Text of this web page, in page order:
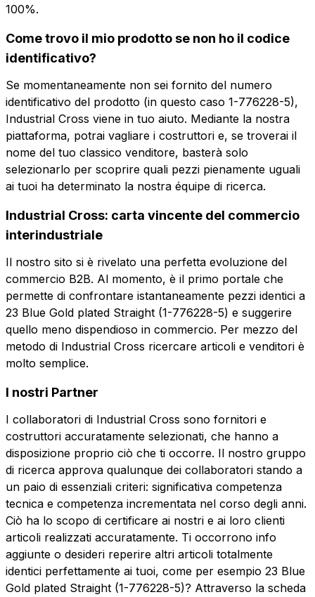
Email
Ruolo
Note
Consenso profilazione Consenso terze parti
Invia la richiesta
Note
Consenso
obbligatorio
Consenso
promozioni
Consenso
profilazione
Consenso terze
parti
100%.
Come trovo il mio prodotto se non ho il codice
identificativo?
Se momentaneamente non sei fornito del numero
identificativo del prodotto (in questo caso 1-776228-5),
Industrial Cross viene in tuo aiuto. Mediante la nostra
piattaforma, potrai vagliare i costruttori e, se troverai il
nome del tuo classico venditore, basterà solo
selezionarlo per scoprire quali pezzi pienamente uguali
ai tuoi ha determinato la nostra équipe di ricerca.
Industrial Cross: carta vincente del commercio
interindustriale
Il nostro sito si è rivelato una perfetta evoluzione del
commercio B2B. Al momento, è il primo portale che
permette di confrontare istantaneamente pezzi identici a
23 Blue Gold plated Straight (1-776228-5) e suggerire
quello meno dispendioso in commercio. Per mezzo del
metodo di Industrial Cross ricercare articoli e venditori è
molto semplice.
I nostri Partner
I collaboratori di Industrial Cross sono fornitori e
costruttori accuratamente selezionati, che hanno a
disposizione proprio ciò che ti occorre. Il nostro gruppo
di ricerca approva qualunque dei collaboratori stando a
un paio di essenziali criteri: significativa competenza
tecnica e competenza incrementata nel corso degli anni.
Ciò ha lo scopo di certificare ai nostri e ai loro clienti
articoli realizzati accuratamente. Ti occorrono info
aggiunte o desideri reperire altri articoli totalmente
identici perfettamente ai tuoi, come per esempio 23 Blue
Gold plated Straight (1-776228-5)? Attraverso la scheda